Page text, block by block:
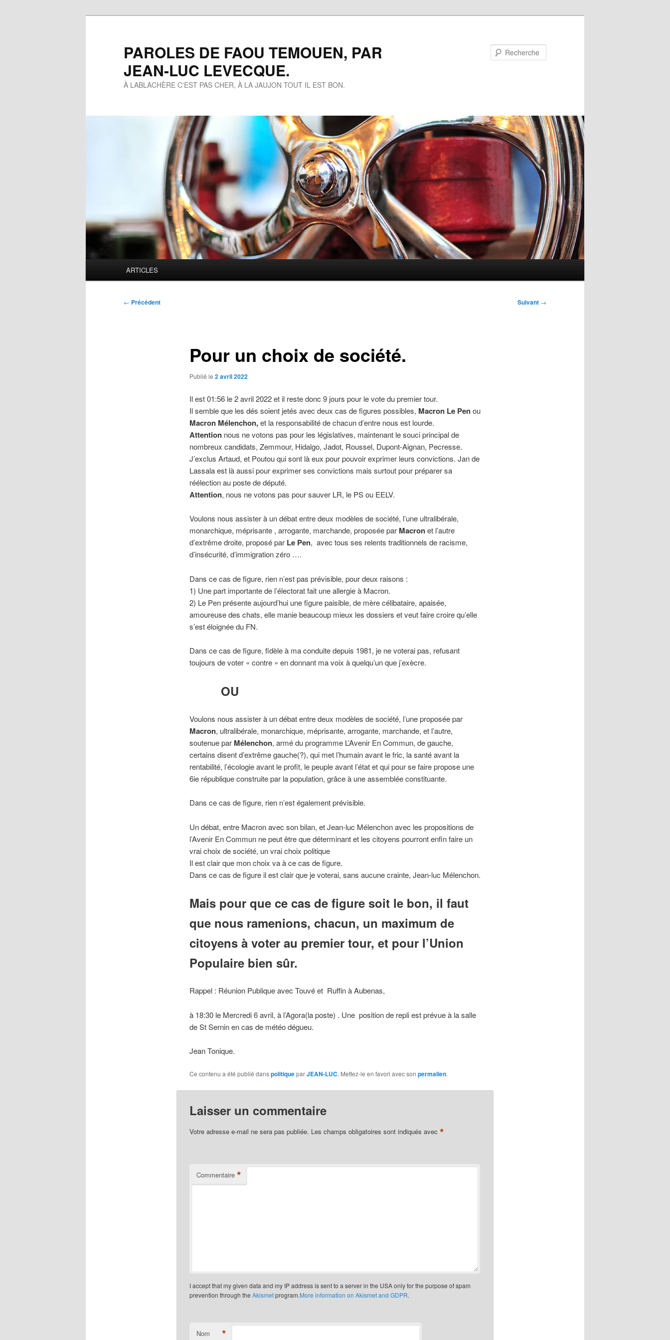
PAROLES DE FAOU TEMOUEN, PAR
JEAN-LUC LEVECQUE.
À LABLACHÈRE C'EST PAS CHER, À LA JAUJON TOUT IL EST BON.
ARTICLES
Navigation
← Précédent Suivant →
Pour un choix de société.
Publié le 2 avril 2022
Il est 01:56 le 2 avril 2022 et il reste donc 9 jours pour le vote du premier tour.
Il semble que les dés soient jetés avec deux cas de figures possibles, Macron Le Penou
Macron Mélenchon,et la responsabilité de chacun d’entre nous est lourde.
Attentionnous ne votons pas pour les législatives, maintenant le souci principal de
nombreux candidats, Zemmour, Hidalgo, Jadot, Roussel, Dupont-Aignan, Pecresse.
J’exclus Artaud, et Poutou qui sont là eux pour pouvoir exprimer leurs convictions. Jan de
Lassala est là aussi pour exprimer ses convictions mais surtout pour préparer sa
réélection au poste de député.
Attention, nous ne votons pas pour sauver LR, le PS ou EELV.
Voulons nous assister à un débat entre deux modèles de société, l’une ultralibérale,
monarchique, méprisante , arrogante, marchande, proposée par Macronet l’autre
d’extrême droite, proposé par Le Pen, avec tous ses relents traditionnels de racisme,
d’insécurité, d’immigration zéro ….
Dans ce cas de figure, rien n’est pas prévisible, pour deux raisons :
1) Une part importante de l’électorat fait une allergie à Macron.
2) Le Pen présente aujourd’hui une figure paisible, de mère célibataire, apaisée,
amoureuse des chats, elle manie beaucoup mieux les dossiers et veut faire croire qu’elle
s’est éloignée du FN.
Dans ce cas de figure, fidèle à ma conduite depuis 1981, je ne voterai pas, refusant
toujours de voter « contre » en donnant ma voix à quelqu’un que j’exècre.
OU
Voulons nous assister à un débat entre deux modèles de société, l’une proposée par
Macron, ultralibérale, monarchique, méprisante, arrogante, marchande, et l’autre,
soutenue par Mélenchon, armé du programme L’Avenir En Commun, de gauche,
certains disent d’extrême gauche(?), qui met l’humain avant le fric, la santé avant la
rentabilité, l’écologie avant le profit, le peuple avant l’état et qui pour se faire propose une
6ie république construite par la population, grâce à une assemblée constituante.
Dans ce cas de figure, rien n’est également prévisible.
Un débat, entre Macron avec son bilan, et Jean-luc Mélenchon avec les propositions de
l’Avenir En Commun ne peut être que déterminant et les citoyens pourront enfin faire un
vrai choix de société, un vrai choix politique
Il est clair que mon choix va à ce cas de figure.
Dans ce cas de figure il est clair que je voterai, sans aucune crainte, Jean-luc Mélenchon.
Mais pour que ce cas de figure soit le bon, il faut
que nous ramenions, chacun, un maximum de
citoyens à voter au premier tour, et pour l’Union
Populaire bien sûr.
Rappel : Réunion Publique avec Touvé et Ruffin à Aubenas,
à 18:30 le Mercredi 6 avril, à l’Agora(la poste) . Une position de repli est prévue à la salle
de St Sernin en cas de météo dégueu.
Jean Tonique.
Ce contenu a été publié danspolitiqueparJEAN-LUC. Mettez-le en favori avec son permalien.
Laisser un commentaire
Votre adresse e-mail ne sera pas publiée. Les champs obligatoires sont indiqués avec *
Commentaire *
I accept that my given data and my IP address is sent to a server in the USA only for the purpose of spam
prevention through the Akismetprogram.More information on Akismet and GDPR.
Nom *